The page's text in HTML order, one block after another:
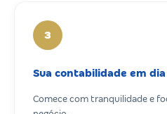
3
Sua contabilidade em dia
Comece com tranquilidade e